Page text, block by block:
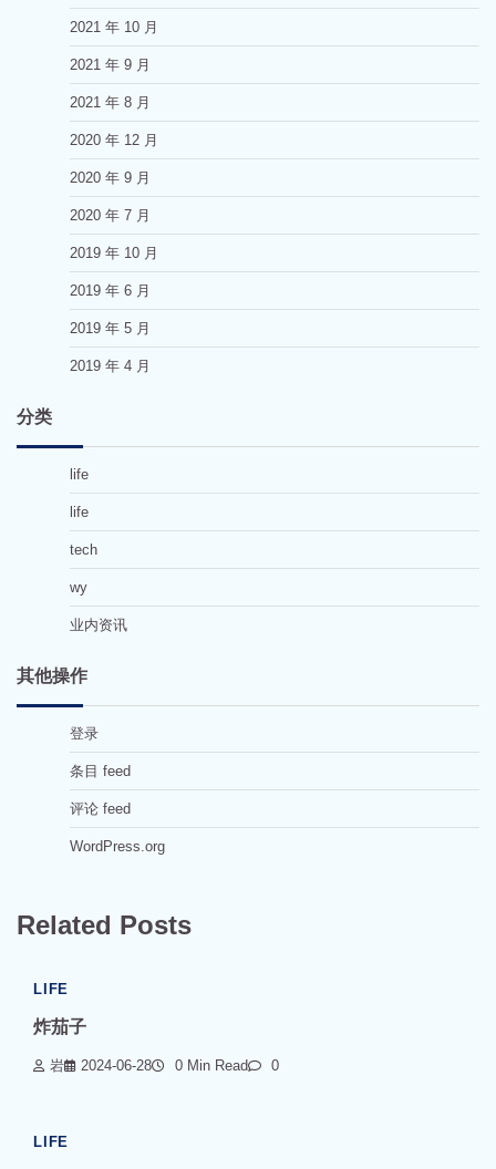
2021 年 10 月
2021 年 9 月
2021 年 8 月
2020 年 12 月
2020 年 9 月
2020 年 7 月
2019 年 10 月
2019 年 6 月
2019 年 5 月
2019 年 4 月
分类
life
life
tech
wy
业内资讯
其他操作
登录
条目 feed
评论 feed
WordPress.org
Related Posts
LIFE
炸茄子
岩 2024-06-28 0 Min Read 0
LIFE